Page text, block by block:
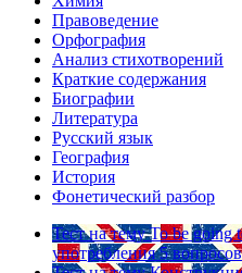
Правоведение
Орфография
Анализ стихотворений
Краткие содержания
Биографии
Литература
Русский язык
География
История
Фонетический разбор
Тест на тему To be going
употребления 5 вопросов